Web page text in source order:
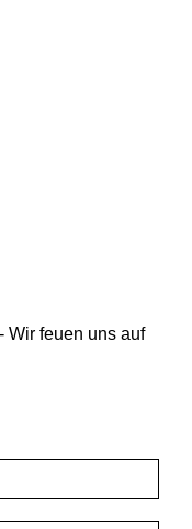
Wir feuen uns auf